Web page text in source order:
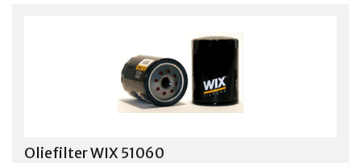
Oliefilter WIX 51060